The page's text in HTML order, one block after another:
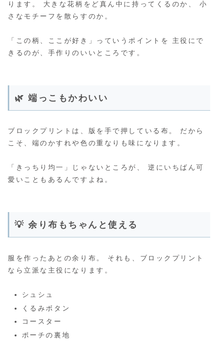
ります。 大きな花柄をど真ん中に持ってくるのか、 小
さなモチーフを散らすのか。
「この柄、ここが好き」っていうポイントを 主役にで
きるのが、手作りのいいところです。
🌿 端っこもかわいい
ブロックプリントは、版を手で押している布。 だから
こそ、端のかすれや色の重なりも味になります。
「きっちり均一」じゃないところが、 逆にいちばん可
愛いこともあるんですよね。
💡 余り布もちゃんと使える
服を作ったあとの余り布。 それも、ブロックプリント
なら立派な主役になります。
シュシュ
くるみボタン
コースター
ポーチの裏地